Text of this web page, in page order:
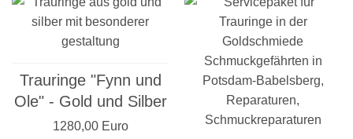
Trauringe "Fynn und
Ole" - Gold und Silber
1280,00 Euro